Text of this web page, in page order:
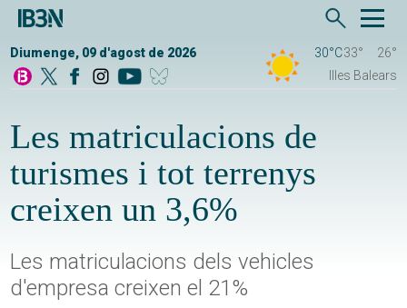
Diumenge, 09 d'agost de 2026 30°C33°
26°
Illes Balears
Les matriculacions de
turismes i tot terrenys
creixen un 3,6%
Les matriculacions dels vehicles
d'empresa creixen el 21%